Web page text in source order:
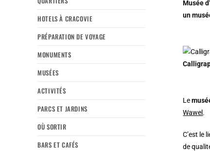
HOTELS À CRACOVIE
PRÉPARATION DE VOYAGE
MONUMENTS
MUSÉES
ACTIVITÉS
PARCS ET JARDINS
OÙ SORTIR
BARS ET CAFÉS
Musée
un
Le
Wawel .
C’est le
de